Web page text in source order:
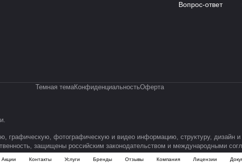
Вопрос-ответ
Темная темаКонфиденциальностьОферта
.
графическую, фотографическую и видео информацию, структуру,
защищены российским законодательством и международными
Акции Контакты Услуги Бренды Отзывы Компания Лицензии